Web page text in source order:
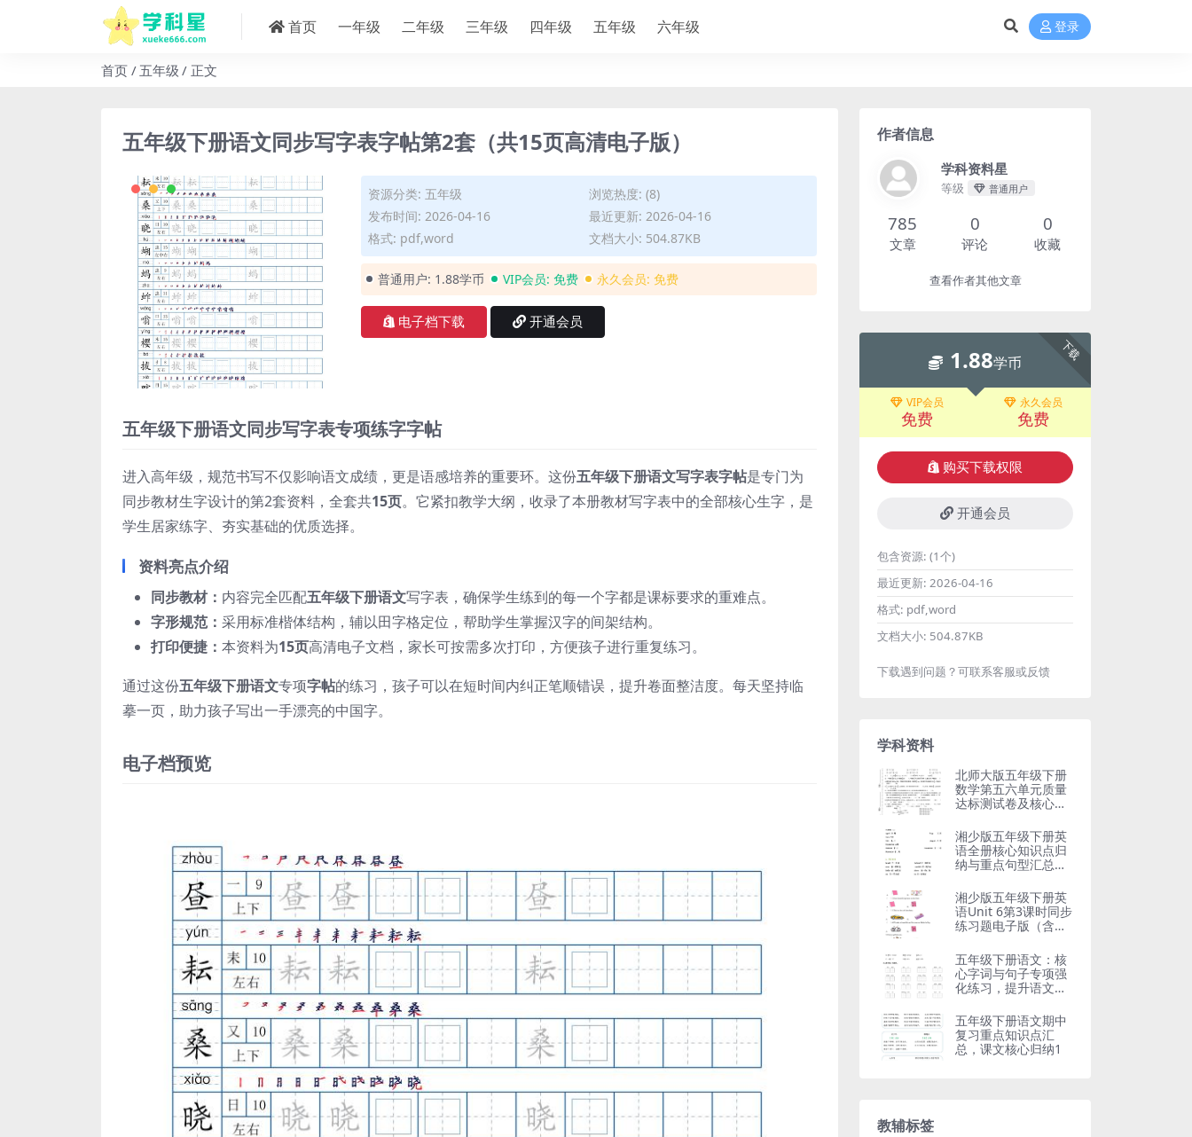
首页 一年级 二年级 三年级 四年级 五年级 六年级 登录
首页 五年级 正文
五年级下册语文同步写字表字帖第2套（共15页高清电子版）
资源分类: 五年级
浏览热度: (8)
发布时间: 2026-04-16
最近更新: 2026-04-16
格式: pdf,word
文档大小: 504.87KB
普通用户: 1.88学币 VIP会员: 免费 永久会员: 免费
电子档下载 开通会员
五年级下册语文同步写字表专项练字字帖
进入高年级，规范书写不仅影响语文成绩，更是语感培养的重要环。这份五年级下册语文写字表字帖是专门为
同步教材生字设计的第2套资料，全套共15页。它紧扣教学大纲，收录了本册教材写字表中的全部核心生字，是
学生居家练字、夯实基础的优质选择。
资料亮点介绍
同步教材： 内容完全匹配五年级下册语文写字表，确保学生练到的每一个字都是课标要求的重难点。
字形规范： 采用标准楷体结构，辅以田字格定位，帮助学生掌握汉字的间架结构。
打印便捷： 本资料为15页高清电子文档，家长可按需多次打印，方便孩子进行重复练习。
通过这份五年级下册语文专项字帖的练习，孩子可以在短时间内纠正笔顺错误，提升卷面整洁度。每天坚持临
摹一页，助力孩子写出一手漂亮的中国字。
电子档预览
作者信息
学科资料星
等级 普通用户
785
文章
0
评论
0
收藏
查看作者其他文章
下载
1.88学币
VIP会员
免费
永久会员
免费
购买下载权限
开通会员
包含资源: (1个)
最近更新: 2026-04-16
格式: pdf,word
文档大小: 504.87KB
下载遇到问题？可联系客服或反馈
学科资料
北师大版五年级下册
数学第五六单元质量
达标测试卷及核心考
湘少版五年级下册英
语全册核心知识点归
纳与重点句型汇总电
湘少版五年级下册英
语Unit 6第3课时同步
练习题电子版（含语
五年级下册语文：核
心字词与句子专项强
化练习，提升语文基
五年级下册语文期中
复习重点知识点汇
总，课文核心归纳1
教辅标签